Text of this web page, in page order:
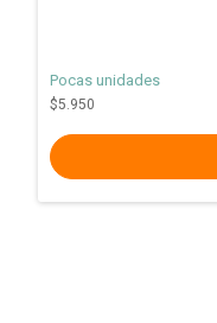
Pocas unidades
$5.950